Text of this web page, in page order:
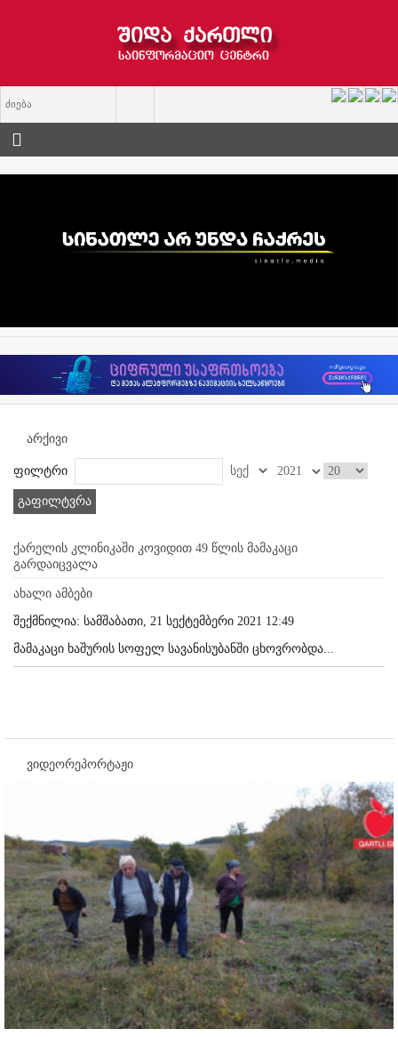
არქივი
ფილტრი
გაფილტვრა
ქარელის კლინიკაში კოვიდით 49 წლის მამაკაცი
გარდაიცვალა
ახალი ამბები
შექმნილია: სამშაბათი, 21 სექტემბერი 2021 12:49
მამაკაცი ხაშურის სოფელ სავანისუბანში ცხოვრობდა...
ვიდეორეპორტაჟი